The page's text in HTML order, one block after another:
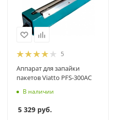
5
Аппарат для запайки
пакетов Viatto PFS-300AC
В наличии
5 329 руб.